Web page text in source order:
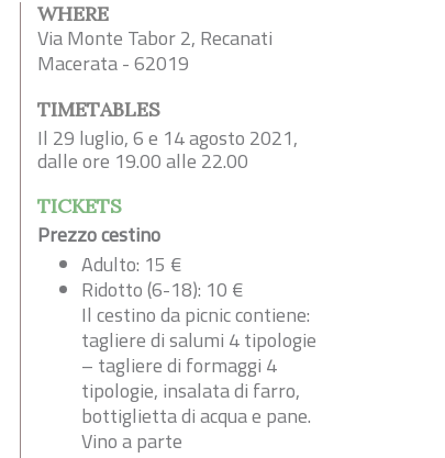
WHERE
Via Monte Tabor 2, Recanati
Macerata - 62019
TIMETABLES
Il 29 luglio, 6 e 14 agosto 2021,
dalle ore 19.00 alle 22.00
TICKETS
Prezzo cestino
Adulto: 15 €
Ridotto (6-18): 10 €
Il cestino da picnic contiene:
tagliere di salumi 4 tipologie
– tagliere di formaggi 4
tipologie, insalata di farro,
bottiglietta di acqua e pane.
Vino a parte